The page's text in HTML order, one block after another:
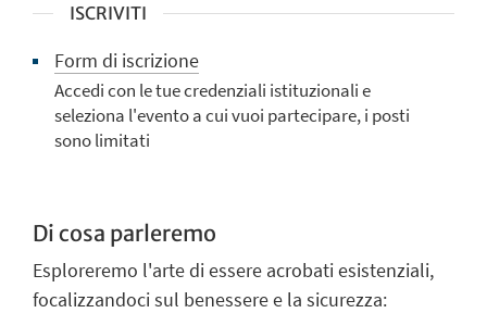
ISCRIVITI
Form di iscrizione
Accedi con le tue credenziali istituzionali e
seleziona l'evento a cui vuoi partecipare, i posti
sono limitati
Di cosa parleremo
Esploreremo l'arte di essere acrobati esistenziali,
focalizzandoci sul benessere e la sicurezza: